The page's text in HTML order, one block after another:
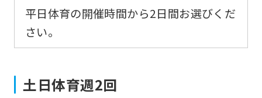
平日体育の開催時間から2日間お選びくだ
さい。
土日体育週2回